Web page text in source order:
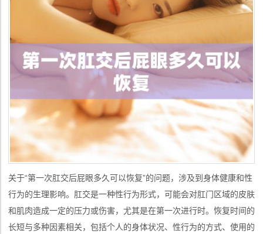
关于“第一次肛交后屁眼多久可以恢复”的问题，涉及到身体健康和性
行为的生理影响。肛交是一种性行为形式，可能会对肛门区域的皮肤
和肌肉造成一定的压力或伤害，尤其是在第一次进行时。恢复时间的
长短与多种因素相关，包括个人的身体状况、性行为的方式、使用的